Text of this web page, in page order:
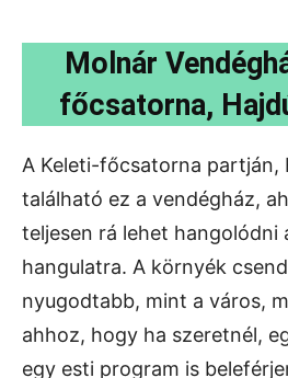
Molnár
főcsatorna,
A Keleti-főcsatorna partján,
található ez a vendégház,
teljesen rá lehet hangolódni
hangulatra. A környék
nyugodtabb, mint a város,
ahhoz, hogy ha szeretnél,
egy esti program is